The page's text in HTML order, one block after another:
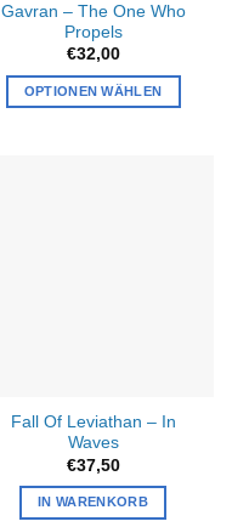
Gavran – The One Who
Propels
€32,00
OPTIONEN WÄHLEN
Fall Of Leviathan – In
Waves
€37,50
IN WARENKORB